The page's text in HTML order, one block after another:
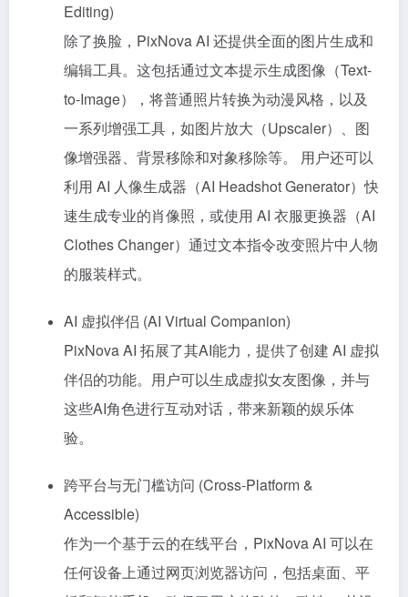
Editing)
除了换脸，PixNova AI 还提供全面的图片生成和
编辑工具。这包括通过文本提示生成图像（Text-
to-Image），将普通照片转换为动漫风格，以及
一系列增强工具，如图片放大（Upscaler）、图
像增强器、背景移除和对象移除等。 用户还可以
利用 AI 人像生成器（AI Headshot Generator）快
速生成专业的肖像照，或使用 AI 衣服更换器（AI
Clothes Changer）通过文本指令改变照片中人物
的服装样式。
AI 虚拟伴侣 (AI Virtual Companion)
PixNova AI 拓展了其AI能力，提供了创建 AI 虚拟
伴侣的功能。用户可以生成虚拟女友图像，并与
这些AI角色进行互动对话，带来新颖的娱乐体
验。
跨平台与无门槛访问 (Cross-Platform &
Accessible)
作为一个基于云的在线平台，PixNova AI 可以在
任何设备上通过网页浏览器访问，包括桌面、平